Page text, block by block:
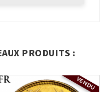
PRODUITS :
VENDU